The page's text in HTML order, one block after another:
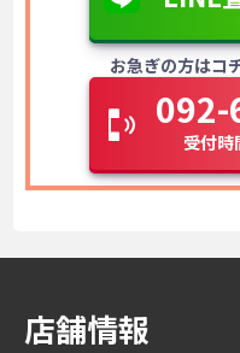
お急ぎの方はコ
092-
受付時
店舗情報